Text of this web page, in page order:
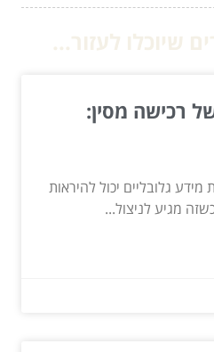
שיוכלו לעזור...
רכישה מסין:
מידע גלובליים יכול להיראות
מגיע לניצול...